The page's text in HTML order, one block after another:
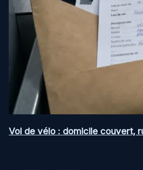
Vol de vélo : domicile couvert,